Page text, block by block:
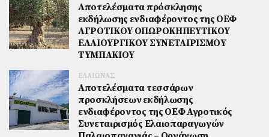
Αποτελέσματα πρόσκλησης
εκδήλωσης ενδιαφέροντος της ΟΕΦ
ΑΓΡΟΤΙΚΟΥ ΟΠΩΡΟΚΗΠΕΥΤΙΚΟΥ
ΕΛΑΙΟΥΡΓΙΚΟΥ ΣΥΝΕΤΑΙΡΙΣΜΟΥ
ΤΥΜΠΑΚΙΟΥ
ΕΛΑΙΩΝΑΣ
Αποτελέσματα τεσσάρων
προσκλήσεων εκδήλωσης
ενδιαφέροντος της ΟΕΦ Αγροτικός
Συνεταιρισμός Ελαιοπαραγωγών